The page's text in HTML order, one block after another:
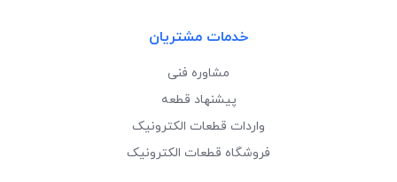
خدمات مشتریان
مشاوره فنی
پیشنهاد قطعه
واردات قطعات الکترونیک
فروشگاه قطعات الکترونیک